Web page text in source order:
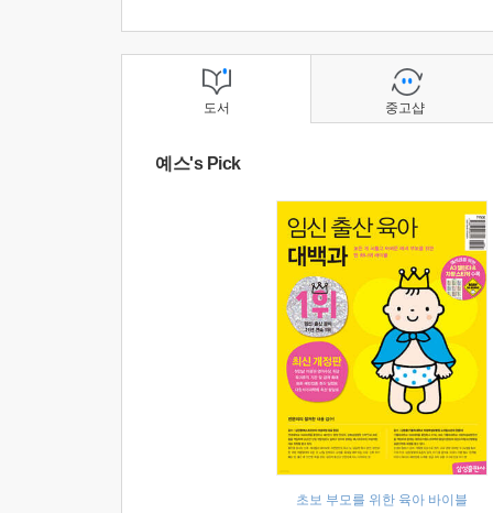
도서
예스's Pick
초보 부모를 위한 육아 바이블
중고샵